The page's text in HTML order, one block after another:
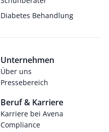
Diabetes Behandlung
Unternehmen
Über uns
Pressebereich
Beruf & Karriere
Karriere bei Avena
Compliance